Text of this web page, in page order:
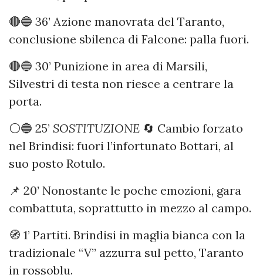
🔴🔵 36’ Azione manovrata del Taranto,
conclusione sbilenca di Falcone: palla fuori.
🔴🔵 30’ Punizione in area di Marsili,
Silvestri di testa non riesce a centrare la
porta.
⚪️🔵 25’ SOSTITUZIONE 🔄 Cambio forzato
nel Brindisi: fuori l’infortunato Bottari, al
suo posto Rotulo.
📌 20’ Nonostante le poche emozioni, gara
combattuta, soprattutto in mezzo al campo.
🧭 1’ Partiti. Brindisi in maglia bianca con la
tradizionale “V” azzurra sul petto, Taranto
in rossoblu.